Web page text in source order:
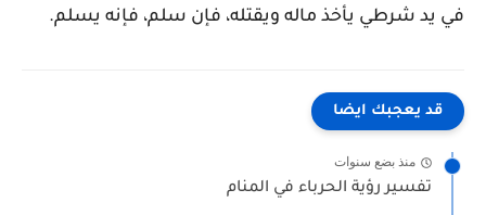
في يد شرطي يأخذ ماله ويقتله، فإن سلم، فإنه يسلم.
قد يعجبك ايضا
منذ بضع سنوات
تفسير رؤية الحرباء في المنام